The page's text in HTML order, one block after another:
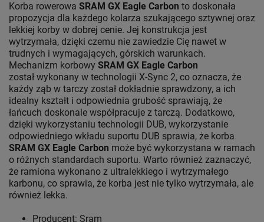
Korba rowerowa SRAM GX Eagle Carbon to doskonała
propozycja dla każdego kolarza szukającego sztywnej oraz
lekkiej korby w dobrej cenie. Jej konstrukcja jest
wytrzymała, dzięki czemu nie zawiedzie Cię nawet w
trudnych i wymagających, górskich warunkach.
Mechanizm korbowy SRAM GX Eagle Carbon
został wykonany w technologii X-Sync 2, co oznacza, że
każdy ząb w tarczy został dokładnie sprawdzony, a ich
idealny kształt i odpowiednia grubość sprawiają, że
łańcuch doskonale współpracuje z tarczą. Dodatkowo,
dzięki wykorzystaniu technologii DUB, wykorzystanie
odpowiedniego wkładu suportu DUB sprawia, że korba
SRAM GX Eagle Carbon może być wykorzystana w ramach
o różnych standardach suportu. Warto również zaznaczyć,
że ramiona wykonano z ultralekkiego i wytrzymałego
karbonu, co sprawia, że korba jest nie tylko wytrzymała, ale
również lekka.
Producent: Sram